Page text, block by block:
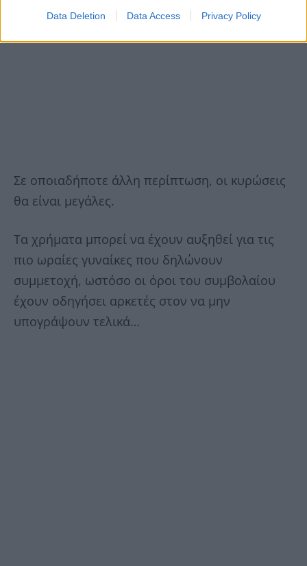
Data Deletion Data Access Privacy Policy
Σε οποιαδήποτε άλλη περίπτωση, οι κυρώσεις
θα είναι μεγάλες.
Τα χρήματα μπορεί να έχουν αυξηθεί για τις
πιο ωραίες γυναίκες που δηλώνουν
συμμετοχή, ωστόσο οι όροι του συμβολαίου
έχουν οδηγήσει αρκετές στον να μην
υπογράψουν τελικά…